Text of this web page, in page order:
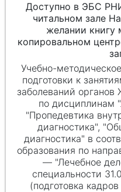
Доступно в ЭБС
читальном зале
желании книгу
копировальном
Учебно-
подготовки к
заболеваний органов
по дисциплинам
"Пропедевтика
диагностика",
диагностика" в
образования по
— "Лечебное
специальности
(подготовка